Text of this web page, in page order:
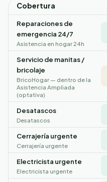
Cobertura
Reparaciones de
emergencia 24/7
Asistencia en hogar 24h
Servicio de manitas /
bricolaje
BricoHogar — dentro de la
Asistencia Ampliada
(optativa)
Desatascos
Desatascos
Cerrajería urgente
Cerrajería urgente
Electricista urgente
Electricista urgente